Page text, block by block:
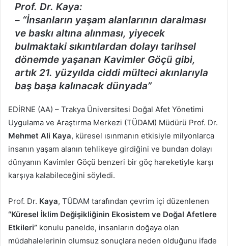
Prof. Dr. Kaya:
– “İnsanların yaşam alanlarının daralması
ve baskı altına alınması, yiyecek
bulmaktaki sıkıntılardan dolayı tarihsel
dönemde yaşanan Kavimler Göçü gibi,
artık 21. yüzyılda ciddi mülteci akınlarıyla
baş başa kalınacak dünyada”
EDİRNE (AA) – Trakya Üniversitesi Doğal Afet Yönetimi
Uygulama ve Araştırma Merkezi (TÜDAM) Müdürü Prof. Dr.
Mehmet Ali Kaya, küresel ısınmanın etkisiyle milyonlarca
insanın yaşam alanın tehlikeye girdiğini ve bundan dolayı
dünyanın Kavimler Göçü benzeri bir göç hareketiyle karşı
karşıya kalabileceğini söyledi.
Prof. Dr. Kaya, TÜDAM tarafından çevrim içi düzenlenen
“Küresel İklim Değişikliğinin Ekosistem ve Doğal Afetlere
Etkileri” konulu panelde, insanların doğaya olan
müdahalelerinin olumsuz sonuçlara neden olduğunu ifade